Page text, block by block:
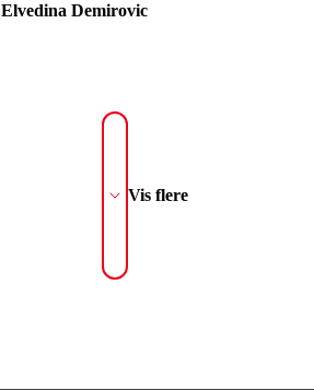
Elvedina Demirovic
Vis flere